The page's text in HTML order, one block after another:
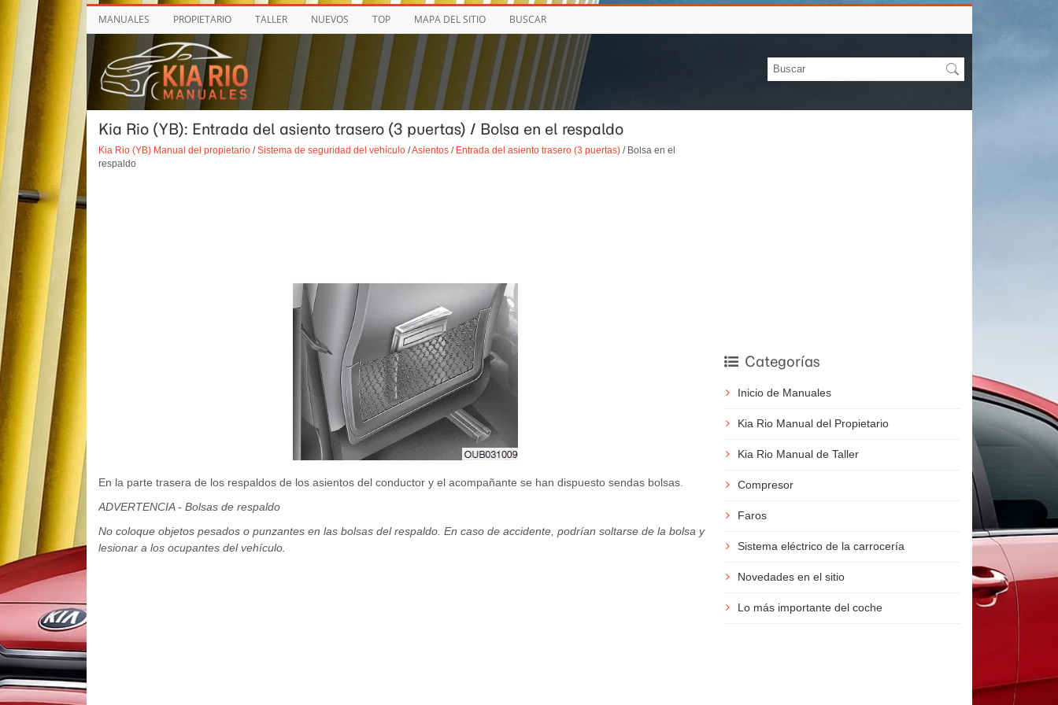
MANUALES PROPIETARIO TALLER NUEVOS TOP MAPA DEL SITIO BUSCAR
Kia Rio (YB): Entrada del asiento trasero (3 puertas) / Bolsa en el respaldo
Kia Rio (YB) Manual del propietario/Sistema de seguridad del vehículo/Asientos/ Entrada del asiento trasero (3 puertas)/ Bolsa en el
respaldo
En la parte trasera de los respaldos de los asientos del conductor y el acompañante se han dispuesto sendas bolsas.
ADVERTENCIA - Bolsas de respaldo
No coloque objetos pesados o punzantes en las bolsas del respaldo. En caso de accidente, podrían soltarse de la bolsa y
lesionar a los ocupantes del vehículo.
Categorías
Inicio de Manuales
Kia Rio Manual del Propietario
Kia Rio Manual de Taller
Compresor
Faros
Sistema eléctrico de la carrocería
Novedades en el sitio
Lo más importante del coche